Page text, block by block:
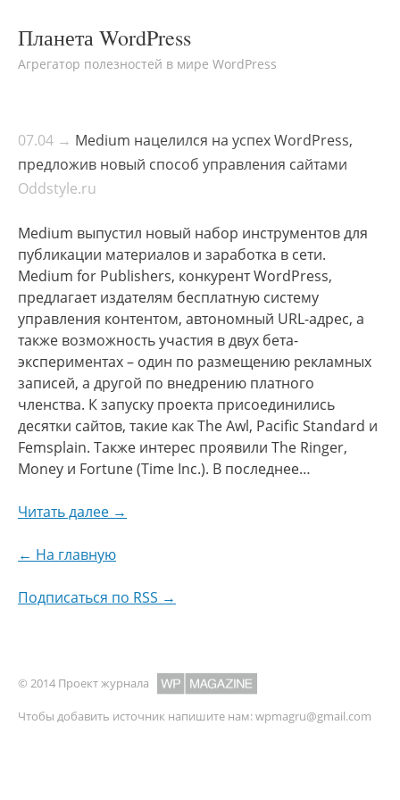
Планета WordPress
Агрегатор полезностей в мире WordPress
07.04 → Medium нацелился на успех WordPress,
предложив новый способ управления сайтами
Oddstyle.ru
Medium выпустил новый набор инструментов для
публикации материалов и заработка в сети.
Medium for Publishers, конкурент WordPress,
предлагает издателям бесплатную систему
управления контентом, автономный URL-адрес, а
также возможность участия в двух бета-
экспериментах – один по размещению рекламных
записей, а другой по внедрению платного
членства. К запуску проекта присоединились
десятки сайтов, такие как The Awl, Pacific Standard и
Femsplain. Также интерес проявили The Ringer,
Money и Fortune (Time Inc.). В последнее…
Читать далее →
← На главную
Подписаться по RSS →
© 2014 Проект журнала
Чтобы добавить источник напишите нам:wpmagru@gmail.com